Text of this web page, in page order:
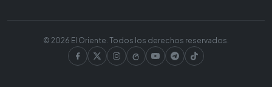
© 2026 El Oriente. Todos los derechos reservados.